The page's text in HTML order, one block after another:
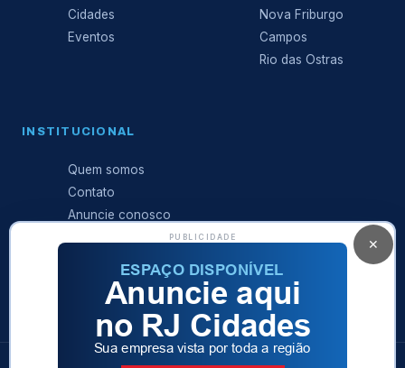
Cidades
Eventos
Nova Friburgo
Campos
Rio das Ostras
INSTITUCIONAL
Quem somos
Contato
Anuncie conosco
privacidade
✕
PUBLICIDADE